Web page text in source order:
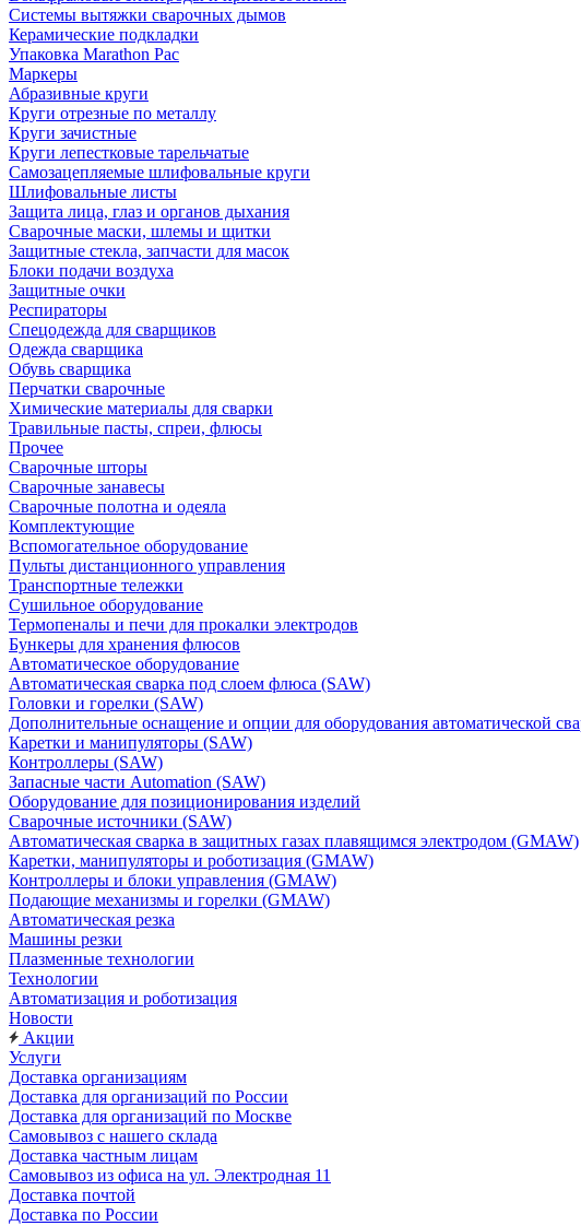
Системы вытяжки сварочных дымов
Керамические подкладки
Упаковка Marathon Pac
Маркеры
Абразивные круги
Круги отрезные по металлу
Круги зачистные
Круги лепестковые тарельчатые
Самозацепляемые шлифовальные круги
Шлифовальные листы
Защита лица, глаз и органов дыхания
Сварочные маски, шлемы и щитки
Защитные стекла, запчасти для масок
Блоки подачи воздуха
Защитные очки
Респираторы
Спецодежда для сварщиков
Одежда сварщика
Обувь сварщика
Перчатки сварочные
Химические материалы для сварки
Травильные пасты, спреи, флюсы
Прочее
Сварочные шторы
Сварочные занавесы
Сварочные полотна и одеяла
Комплектующие
Вспомогательное оборудование
Пульты дистанционного управления
Транспортные тележки
Сушильное оборудование
Термопеналы и печи для прокалки электродов
Бункеры для хранения флюсов
Автоматическое оборудование
Автоматическая сварка под слоем флюса (SAW)
Головки и горелки (SAW)
Дополнительные оснащение и опции для оборудования автоматической
Каретки и манипуляторы (SAW)
Контроллеры (SAW)
Запасные части Automation (SAW)
Оборудование для позиционирования изделий
Сварочные источники (SAW)
Автоматическая сварка в защитных газах плавящимся электродом (GMAW)
Каретки, манипуляторы и роботизация (GMAW)
Контроллеры и блоки управления (GMAW)
Подающие механизмы и горелки (GMAW)
Автоматическая резка
Машины резки
Плазменные технологии
Технологии
Автоматизация и роботизация
Новости
Акции
Услуги
Доставка организациям
Доставка для организаций по России
Доставка для организаций по Москве
Самовывоз с нашего склада
Доставка частным лицам
Самовывоз из офиса на ул. Электродная 11
Доставка почтой
Доставка по России